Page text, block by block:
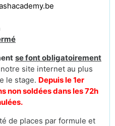
se font obligatoirement
site internet au plus
le stage. Depuis le 1er
non soldées dans les 72h
de places par formule et